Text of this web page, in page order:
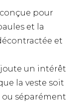
pour
et la
et
un intérêt
la veste soit
séparément